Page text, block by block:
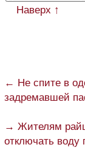
Наверх ↑
← Не спите в
задремавшей
→ Жителям
отключать воду